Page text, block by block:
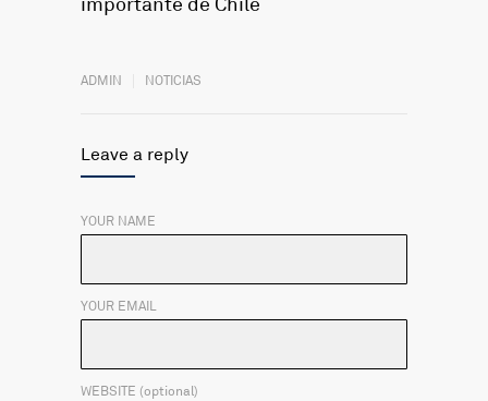
ADMIN NOTICIAS
Leave a reply
YOUR NAME
YOUR EMAIL
WEBSITE (optional)